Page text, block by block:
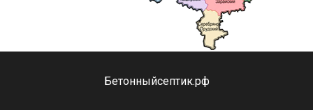
Бетонныйсептик.рф